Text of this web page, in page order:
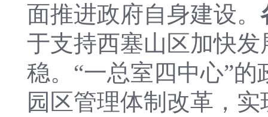
面推进政府自身建设。
于支持西塞山区加快
稳。“一总室四中心”
园区管理体制改革，